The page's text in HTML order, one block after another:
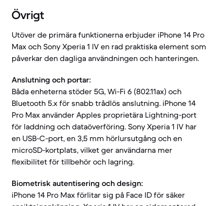
Övrigt
Utöver de primära funktionerna erbjuder iPhone 14 Pro
Max och Sony Xperia 1 IV en rad praktiska element som
påverkar den dagliga användningen och hanteringen.
Anslutning och portar:
Båda enheterna stöder 5G, Wi-Fi 6 (802.11ax) och
Bluetooth 5.x för snabb trådlös anslutning. iPhone 14
Pro Max använder Apples proprietära Lightning-port
för laddning och dataöverföring. Sony Xperia 1 IV har
en USB-C-port, en 3,5 mm hörlursutgång och en
microSD-kortplats, vilket ger användarna mer
flexibilitet för tillbehör och lagring.
Biometrisk autentisering och design:
iPhone 14 Pro Max förlitar sig på Face ID för säker